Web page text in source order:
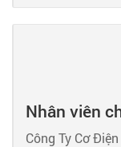
Nhân viên
Công Ty Cơ